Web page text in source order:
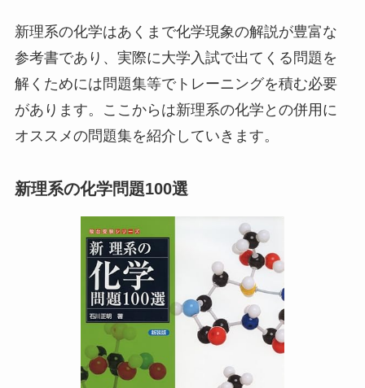
新理系の化学はあくまで化学現象の解説が豊富な
参考書であり、実際に大学入試で出てくる問題を
解くためには問題集等でトレーニングを積む必要
があります。ここからは新理系の化学との併用に
オススメの問題集を紹介していきます。
新理系の化学問題100選